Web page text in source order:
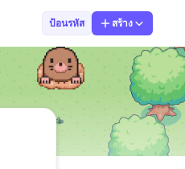
ป้อนรหัส สร้าง